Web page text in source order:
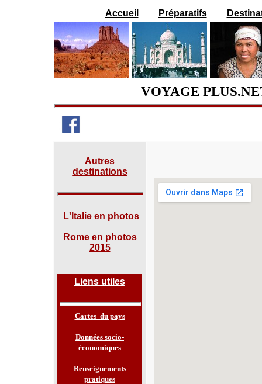
Accueil Préparatifs
VOYAGE
Autres
destinations
L'Italie en photos
Rome en photos
2015
Liens utiles
Cartes du pays
Données socio-
économiques
Renseignements
pratiques